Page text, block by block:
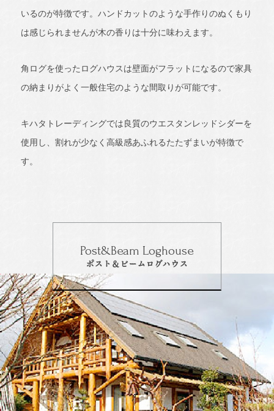
いるのが特徴です。ハンドカットのような手作りのぬくもり
は感じられませんが木の香りは十分に味わえます。
角ログを使ったログハウスは壁面がフラットになるので家具
の納まりがよく一般住宅のような間取りが可能です。
キハタトレーディングでは良質のウエスタンレッドシダーを
使用し、割れが少なく高級感あふれるたたずまいが特徴で
す。
Post&Beam Loghouse
ポスト＆ビームログハウス